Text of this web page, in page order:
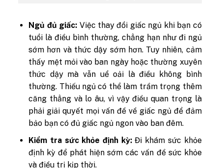
Ngủ đủ giấc: Việc thay đổi giấc ngủ khi bạn có
tuổi là điều bình thường, chẳng hạn như đi ngủ
sớm hơn và thức dậy sớm hơn. Tuy nhiên, cảm
thấy mệt mỏi vào ban ngày hoặc thường xuyên
thức dậy mà vẫn uể oải là điều không bình
thường. Thiếu ngủ có thể làm trầm trọng thêm
căng thẳng và lo âu, vì vậy điều quan trọng là
phải giải quyết mọi vấn đề về giấc ngủ để đảm
bảo bạn có đủ giấc ngủ ngon vào ban đêm.
Kiểm tra sức khỏe định kỳ:Đi khám sức khỏe
định kỳ để phát hiện sớm các vấn đề sức khỏe
và điều trị kịp thời.